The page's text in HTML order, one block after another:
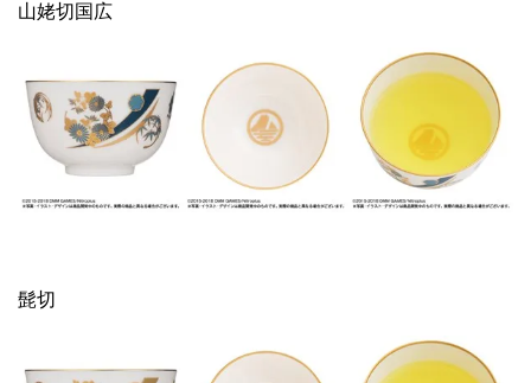
山姥切国広
髭切